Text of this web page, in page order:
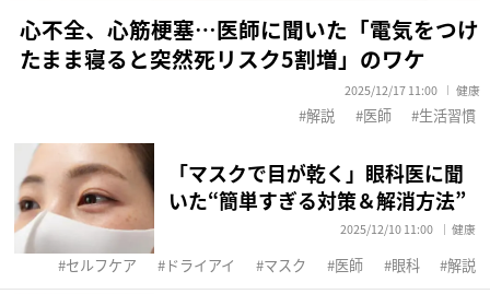
心不全、心筋梗塞…医師に聞いた「電気をつけ
たまま寝ると突然死リスク5割増」のワケ
2025/12/17 11:00 健康
解説 医師 生活習慣
「マスクで目が乾く」眼科医に聞
いた“簡単すぎる対策＆解消方法”
2025/12/10 11:00 健康
セルフケア ドライアイ マスク 医師 眼科 解説